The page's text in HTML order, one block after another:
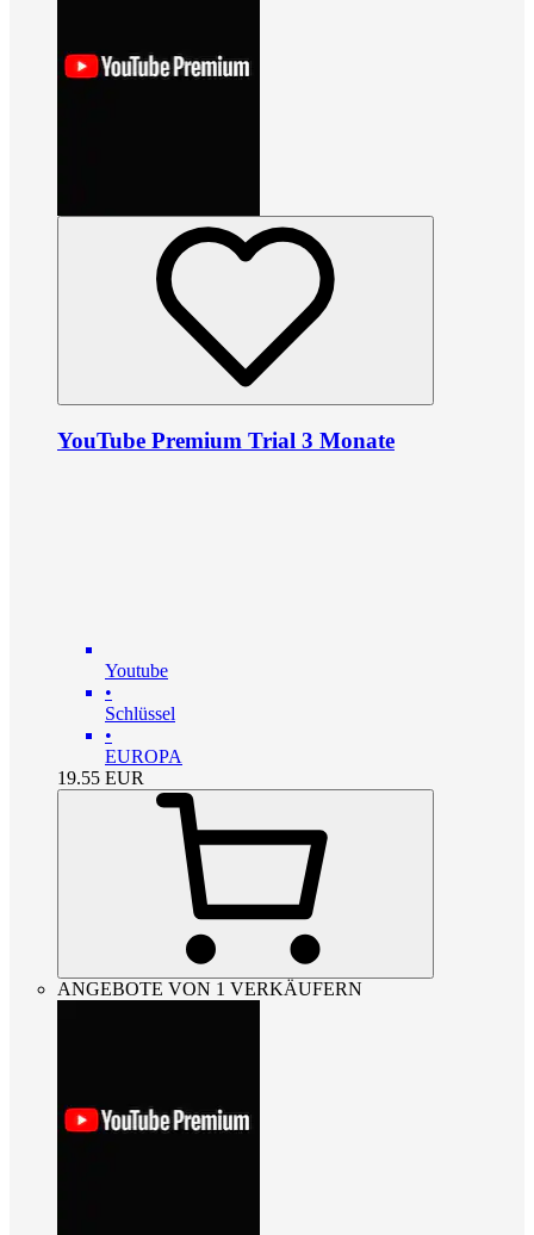
YouTube Premium Trial 3 Monate
Youtube
•
Schlüssel
•
EUROPA
19.55 EUR
ANGEBOTE VON 1 VERKÄUFERN